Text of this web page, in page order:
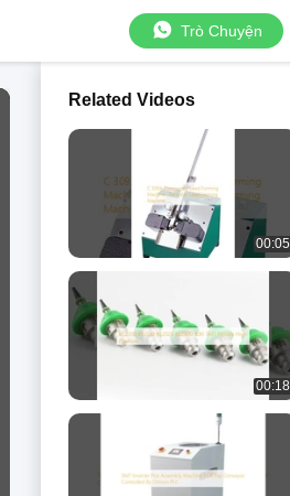
Trò Chuyện
Related Videos
00:05
00:18